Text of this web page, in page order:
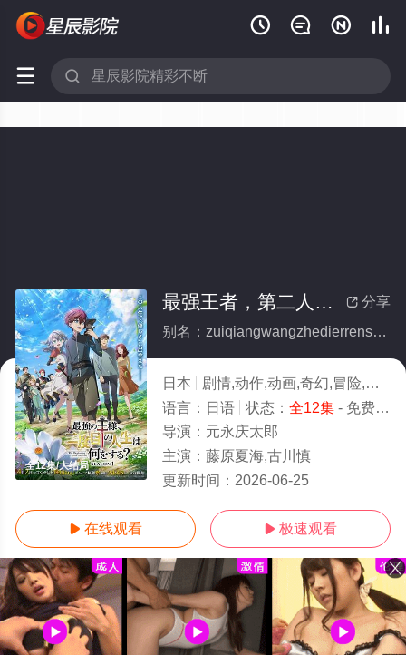
   
 
全12集/大结局
 分享
最强王者，第二人生要做什么？(全集)
别名：zuiqiangwangzhedierrenshengyaozuoshime
日本
剧情,动作,动画,奇幻,冒险,日韩动漫
语言： 日语 状态： 全12集- 免费在线观看
导演： 元永庆太郎
主演： 藤原夏海,古川慎
更新时间： 2026-06-25
 在线观看  极速观看